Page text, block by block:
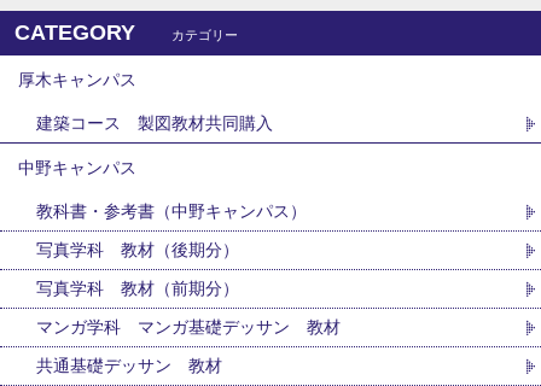
CATEGORY カテゴリー
厚木キャンパス
建築コース 製図教材共同購入
中野キャンパス
教科書・参考書（中野キャンパス）
写真学科 教材（後期分）
写真学科 教材（前期分）
マンガ学科 マンガ基礎デッサン 教材
共通基礎デッサン 教材